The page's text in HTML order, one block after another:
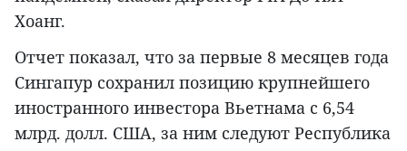
Хоанг.
Отчет показал, что за первые 8 месяцев года
Сингапур сохранил позицию крупнейшего
иностранного инвестора Вьетнама с 6,54
млрд. долл. США, за ним следуют Республика